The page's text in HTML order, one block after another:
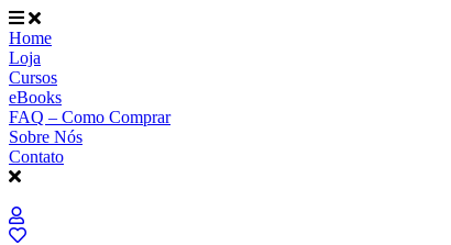
Ir
para
o
conteúdo
Home
Loja
Cursos
eBooks
FAQ – Como Comprar
Sobre Nós
Contato